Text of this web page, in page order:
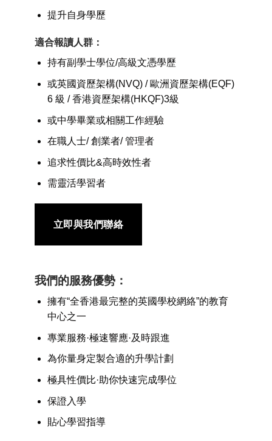
提升自身學歷
適合報讀人群：
持有副學士學位/高級文憑學歷
或英國資歷架構(NVQ) / 歐洲資歷架構(EQF)
6 級 / 香港資歷架構(HKQF)3級
或中學畢業或相關工作經驗
在職人士/ 創業者/ 管理者
追求性價比&高時效性者
需靈活學習者
立即與我們聯絡
我們的服務優勢：
擁有“全香港最完整的英國學校網絡”的教育
中心之一
專業服務·極速響應·及時跟進
為你量身定製合適的升學計劃
極具性價比·助你快速完成學位
保證入學
貼心學習指導